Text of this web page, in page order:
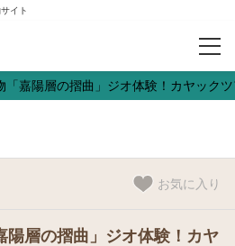
イト
「嘉陽層の摺曲」ジオ体験！カヤック
陽層の摺曲」ジオ体験！カヤ
お気に入り